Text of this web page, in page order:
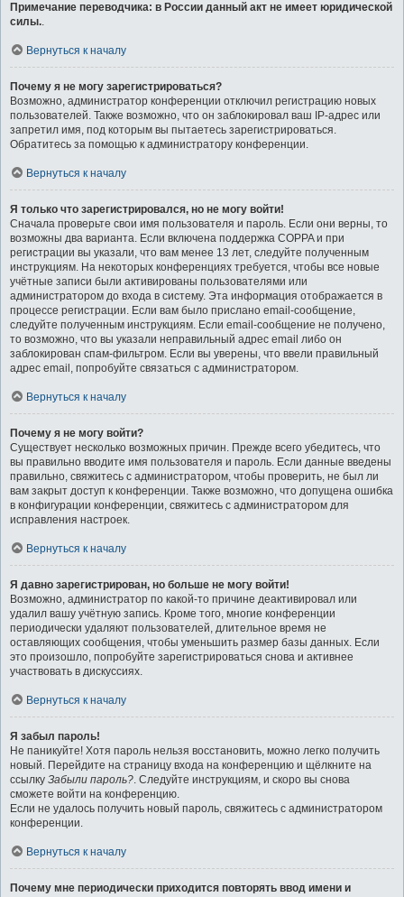
Примечание переводчика: в России данный акт не имеет юридической
силы..
Вернуться к началу
Почему я не могу зарегистрироваться?
Возможно, администратор конференции отключил регистрацию новых
пользователей. Также возможно, что он заблокировал ваш IP-адрес или
запретил имя, под которым вы пытаетесь зарегистрироваться.
Обратитесь за помощью к администратору конференции.
Вернуться к началу
Я только что зарегистрировался, но не могу войти!
Сначала проверьте свои имя пользователя и пароль. Если они верны, то
возможны два варианта. Если включена поддержка COPPA и при
регистрации вы указали, что вам менее 13 лет, следуйте полученным
инструкциям. На некоторых конференциях требуется, чтобы все новые
учётные записи были активированы пользователями или
администратором до входа в систему. Эта информация отображается в
процессе регистрации. Если вам было прислано email-сообщение,
следуйте полученным инструкциям. Если email-сообщение не получено,
то возможно, что вы указали неправильный адрес email либо он
заблокирован спам-фильтром. Если вы уверены, что ввели правильный
адрес email, попробуйте связаться с администратором.
Вернуться к началу
Почему я не могу войти?
Существует несколько возможных причин. Прежде всего убедитесь, что
вы правильно вводите имя пользователя и пароль. Если данные введены
правильно, свяжитесь с администратором, чтобы проверить, не был ли
вам закрыт доступ к конференции. Также возможно, что допущена ошибка
в конфигурации конференции, свяжитесь с администратором для
исправления настроек.
Вернуться к началу
Я давно зарегистрирован, но больше не могу войти!
Возможно, администратор по какой-то причине деактивировал или
удалил вашу учётную запись. Кроме того, многие конференции
периодически удаляют пользователей, длительное время не
оставляющих сообщения, чтобы уменьшить размер базы данных. Если
это произошло, попробуйте зарегистрироваться снова и активнее
участвовать в дискуссиях.
Вернуться к началу
Я забыл пароль!
Не паникуйте! Хотя пароль нельзя восстановить, можно легко получить
новый. Перейдите на страницу входа на конференцию и щёлкните на
ссылку Забыли пароль?. Следуйте инструкциям, и скоро вы снова
сможете войти на конференцию.
Если не удалось получить новый пароль, свяжитесь с администратором
конференции.
Вернуться к началу
Почему мне периодически приходится повторять ввод имени и